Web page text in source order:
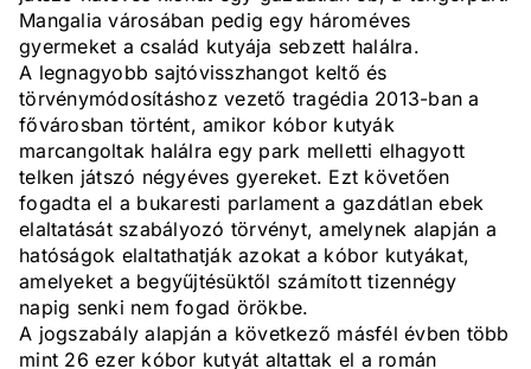
Mangalia városában pedig egy hároméves
gyermeket a család kutyája sebzett halálra.
A legnagyobb sajtóvisszhangot keltő és
törvénymódosításhoz vezető tragédia 2013-ban a
fővárosban történt, amikor kóbor kutyák
marcangoltak halálra egy park melletti elhagyott
telken játszó négyéves gyereket. Ezt követően
fogadta el a bukaresti parlament a gazdátlan ebek
elaltatását szabályozó törvényt, amelynek alapján a
hatóságok elaltathatják azokat a kóbor kutyákat,
amelyeket a begyűjtésüktől számított tizennégy
napig senki nem fogad örökbe.
A jogszabály alapján a következő másfél évben több
mint 26 ezer kóbor kutyát altattak el a román